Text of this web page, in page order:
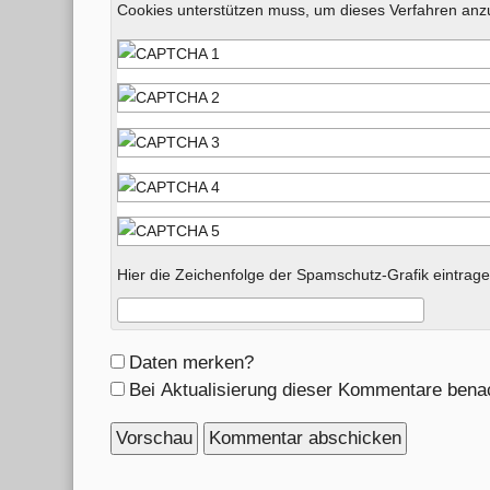
Cookies unterstützen muss, um dieses Verfahren
Hier die Zeichenfolge der Spamschutz-Grafik
Formular-
Optionen
Daten merken?
Bei Aktualisierung dieser Kommentare